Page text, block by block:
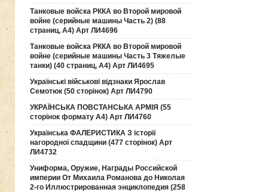
Танковые войска РККА во Второй мировой
войне (серийные машины Часть 2) (88
страниц, А4) Арт ЛИ4696
Танковые войска РККА во Второй мировой
войне (серийные машины Часть 3 Тяжелые
танки) (40 страниц, А4) Арт ЛИ4695
Українські військові відзнаки Ярослав
Семотюк (50 сторінок) Арт ЛИ4790
УКРАЇНСЬКА ПОВСТАНСЬКА АРМІЯ (55
сторінок формату А4) Арт ЛИ4760
Українська ФАЛЕРИСТИКА З історії
нагородної спадщини (477 сторінок) Арт
ЛИ4732
Униформа, Оружие, Награды Российской
империи От Михаила Романова до Николая
2-го Иллюстрированная энциклопедия (258